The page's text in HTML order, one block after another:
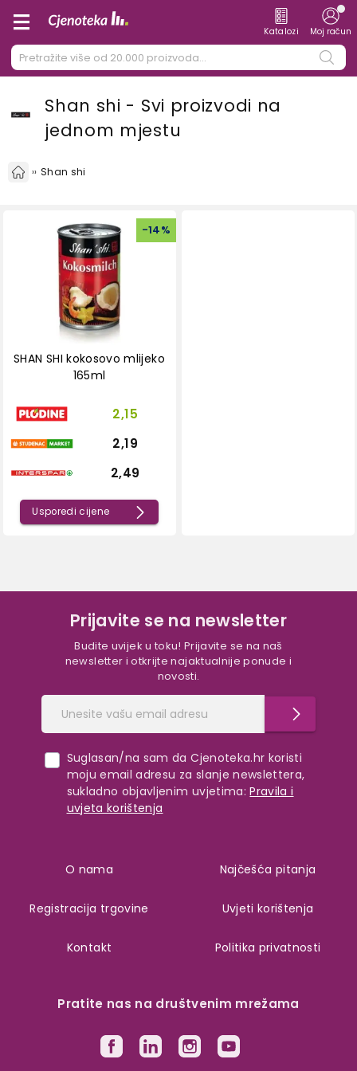
Katalozi Moj račun
Shan shi - Svi proizvodi na
jednom mjestu
Shan shi
-14%
SHAN SHI kokosovo mlijeko
165ml
2,15
2,19
2,49
Usporedi cijene
Prijavite se na newsletter
Budite uvijek u toku! Prijavite se na naš
newsletter i otkrijte najaktualnije ponude i
novosti.
Suglasan/na sam da Cjenoteka.hr koristi
moju email adresu za slanje newslettera,
sukladno objavljenim uvjetima: Pravila i
uvjeta korištenja
Pratite nas na društvenim mrežama
O nama
Registracija trgovine
Kontakt
Najčešća pitanja
Uvjeti korištenja
Politika privatnosti